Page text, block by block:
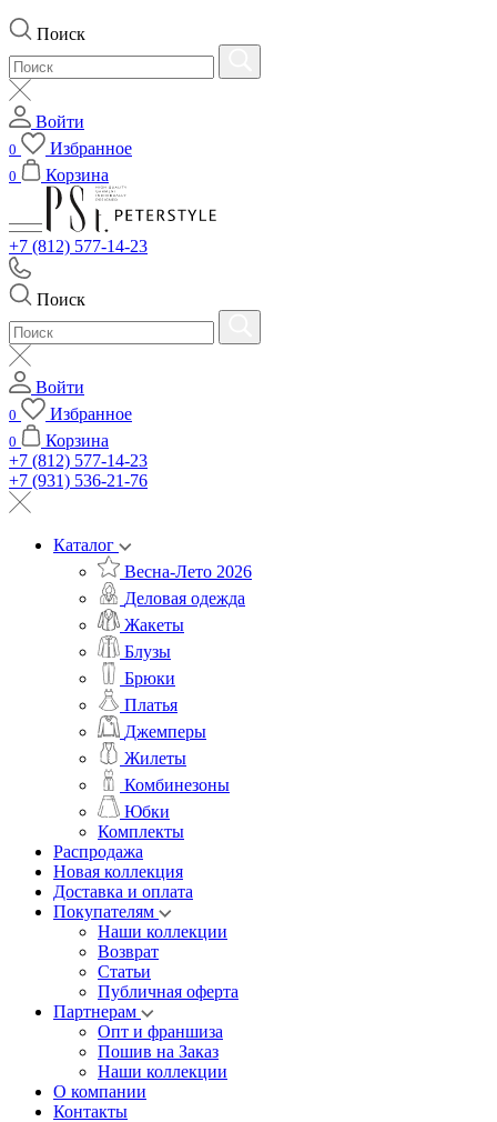
Поиск
Войти
0 Избранное
0 Корзина
+7 (812) 577-14-23
Поиск
Войти
0 Избранное
0
Корзина
+7 (812) 577-14-23
+7 (931) 536-21-76
Каталог
Весна-Лето 2026
Деловая одежда
Жакеты
Блузы
Брюки
Платья
Джемперы
Жилеты
Комбинезоны
Юбки
Комплекты
Распродажа
Новая коллекция
Доставка и оплата
Покупателям
Наши коллекции
Возврат
Статьи
Публичная оферта
Партнерам
Опт и франшиза
Пошив на Заказ
Наши коллекции
О компании
Контакты